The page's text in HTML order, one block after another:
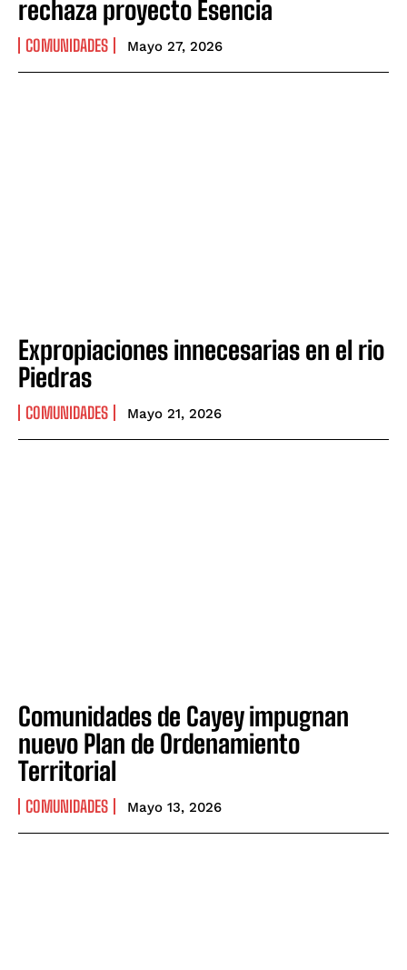
rechaza proyecto Esencia
COMUNIDADES Mayo 27, 2026
Expropiaciones innecesarias en el rio
Piedras
COMUNIDADES Mayo 21, 2026
Comunidades de Cayey impugnan
nuevo Plan de Ordenamiento
Territorial
COMUNIDADES Mayo 13, 2026